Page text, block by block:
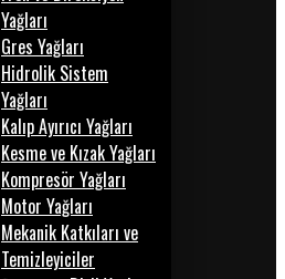
Yağları
Gres Yağları
Hidrolik Sistem
Yağları
Kalıp Ayırıcı Yağları
Kesme ve Kızak Yağları
Kompresör Yağları
Motor Yağları
Mekanik Katkıları ve
Temizleyiciler